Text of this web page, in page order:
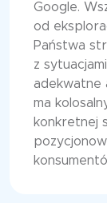
Google.
od
Państwa
z
adekwatne
ma
konkretnej